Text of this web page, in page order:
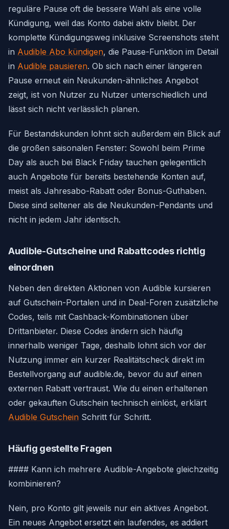
reguläre Pause oft die bessere Wahl als eine volle
Kündigung, weil das Konto dabei aktiv bleibt. Der
komplette Kündigungsweg inklusive Screenshots steht
in Audible Abo kündigen, die Pause-Funktion im Detail
in Audible pausieren. Ob sich nach einer längeren
Pause erneut ein Neukunden-ähnliches Angebot
zeigt, ist von Nutzer zu Nutzer unterschiedlich und
lässt sich nicht verlässlich planen.
Für Bestandskunden lohnt sich außerdem ein Blick auf
die großen saisonalen Fenster: Sowohl beim Prime
Day als auch bei Black Friday tauchen gelegentlich
auch Angebote für bereits bestehende Konten auf,
meist als Jahresabo-Rabatt oder Bonus-Guthaben.
Diese sind seltener als die Neukunden-Pendants und
nicht in jedem Jahr identisch.
Audible-Gutscheine und Rabattcodes richtig
einordnen
Neben den direkten Aktionen von Audible kursieren
auf Gutschein-Portalen und in Deal-Foren zusätzliche
Codes, teils mit Cashback-Kombinationen über
Drittanbieter. Diese Codes ändern sich häufig
innerhalb weniger Tage, deshalb lohnt sich vor der
Nutzung immer ein kurzer Realitätscheck direkt im
Bestellvorgang auf audible.de, bevor du auf einen
externen Rabatt vertraust. Wie du einen erhaltenen
oder gekauften Gutschein technisch einlöst, erklärt
Audible Gutschein Schritt für Schritt.
Häufig gestellte Fragen
#### Kann ich mehrere Audible-Angebote gleichzeitig
kombinieren?
Nein, pro Konto gilt jeweils nur ein aktives Angebot.
Ein neues Angebot ersetzt ein laufendes, es addiert